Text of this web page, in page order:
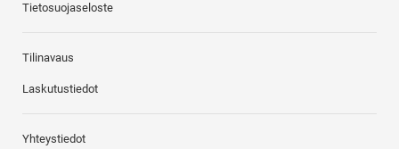
Tietosuojaseloste
Tilinavaus
Laskutustiedot
Yhteystiedot